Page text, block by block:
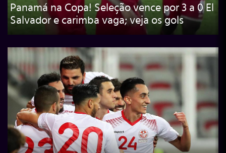
Panamá na Copa! Seleção vence por 3 a 0 El
Salvador e carimba vaga; veja os gols